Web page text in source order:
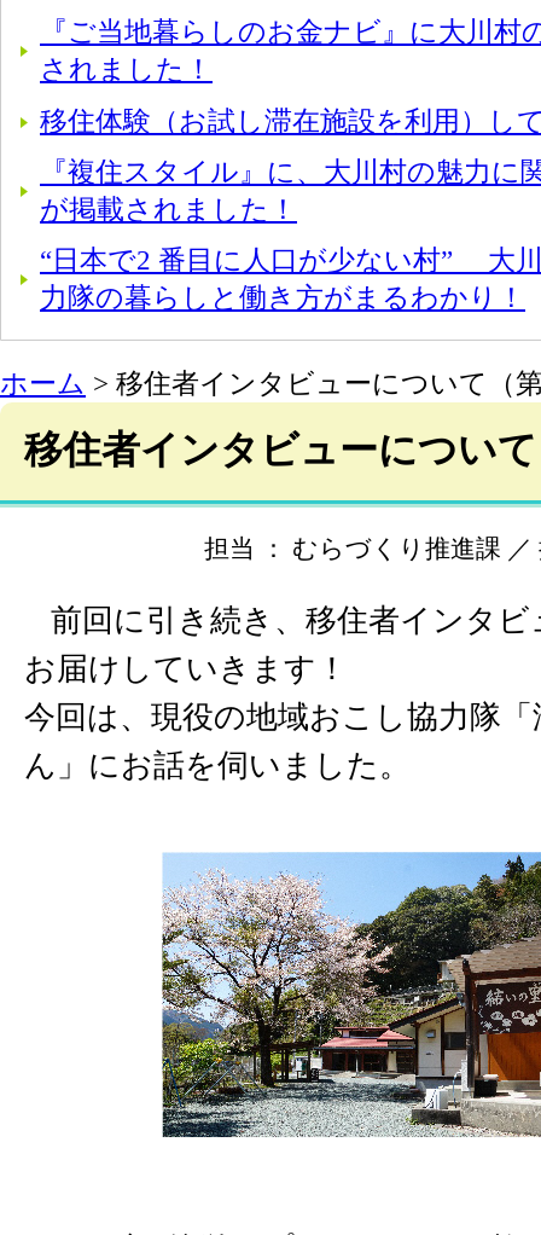
『ご当地暮らしのお金ナビ』に大川村
されました！
移住体験（お試し滞在施設を利用）し
『複住スタイル』に、大川村の魅力に
が掲載されました！
“日本で2 番目に人口が少ない村” 大
力隊の暮らしと働き方がまるわかり！
ホーム > 移住者インタビューについて（
移住者インタビューについ
担当 ： むらづくり推進課 ／
前回に引き続き、移住者インタビ
お届けしていきます！
今回は、現役の地域おこし協力隊
ん」にお話を伺いました。